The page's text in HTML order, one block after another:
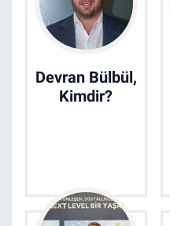
Devran Bülbül,
Kimdir?